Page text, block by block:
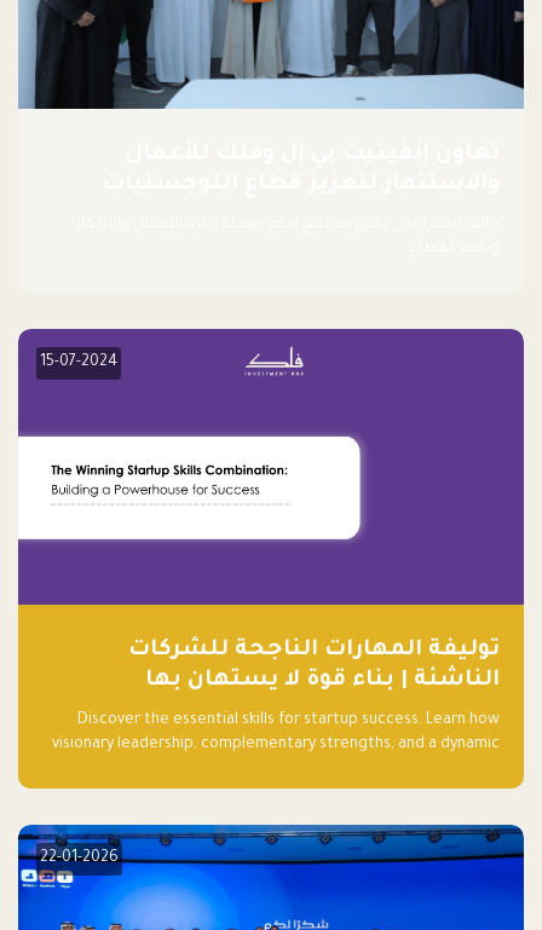
15-07-2024
توليفة المهارات الناجحة للشركات
الناشئة | بناء قوة لا يستهان بها
Discover the essential skills for startup success. Learn how
visionary leadership, complementary strengths, and a dynamic
elevate your startup! Follow us @FalakHub
22-01-2026